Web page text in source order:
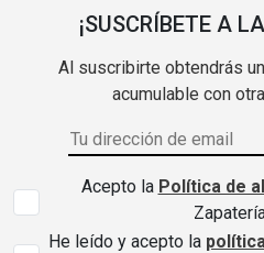
¡SUSCRÍBETE A
Al suscribirte obtendrás
acumulable con
Acepto la Política de
He leído y acepto la